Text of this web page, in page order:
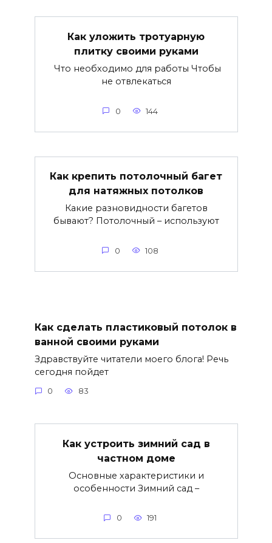
Как уложить тротуарную
плитку своими руками
Что необходимо для работы Чтобы
не отвлекаться
0 144
Как крепить потолочный багет
для натяжных потолков
Какие разновидности багетов
бывают? Потолочный – используют
0 108
Как сделать пластиковый потолок в
ванной своими руками
Здравствуйте читатели моего блога! Речь
сегодня пойдет
0 83
Как устроить зимний сад в
частном доме
Основные характеристики и
особенности Зимний сад –
0 191